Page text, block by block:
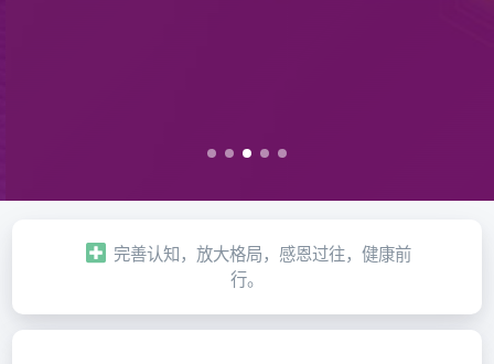
完善认知，放大格局，感恩过往，健康前
行。